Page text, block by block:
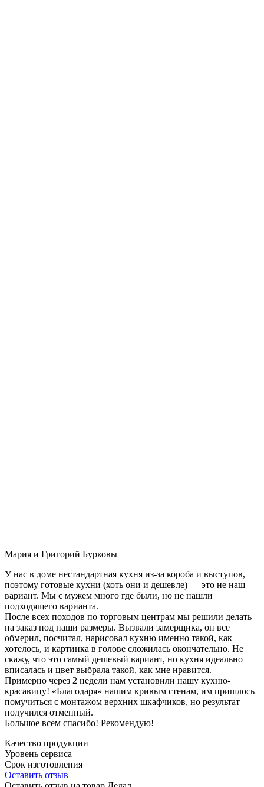
Мария и Григорий Бурковы
У нас в доме нестандартная кухня из-за короба и выступов,
поэтому готовые кухни (хоть они и дешевле) — это не наш
вариант. Мы с мужем много где были, но не нашли
подходящего варианта.
После всех походов по торговым центрам мы решили делать
на заказ под наши размеры. Вызвали замерщика, он все
обмерил, посчитал, нарисовал кухню именно такой, как
хотелось, и картинка в голове сложилась окончательно. Не
скажу, что это самый дешевый вариант, но кухня идеально
вписалась и цвет выбрала такой, как мне нравится.
Примерно через 2 недели нам установили нашу кухню-
красавицу! «Благодаря» нашим кривым стенам, им пришлось
помучиться с монтажом верхних шкафчиков, но результат
получился отменный.
Большое всем спасибо! Рекомендую!
Качество продукции
Уровень сервиса
Срок изготовления
Оставить отзыв